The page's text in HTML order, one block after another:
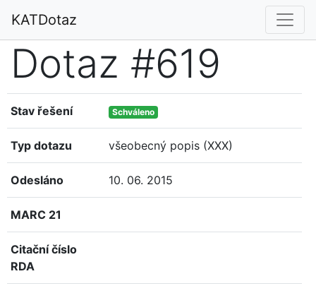
KATDotaz
Dotaz #619
Stav řešení Schváleno
Typ dotazu všeobecný popis (XXX)
Odesláno 10. 06. 2015
MARC 21
Citační číslo
RDA